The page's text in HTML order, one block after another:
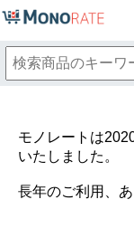
モノレートは
いたしました。
長年のご利用、